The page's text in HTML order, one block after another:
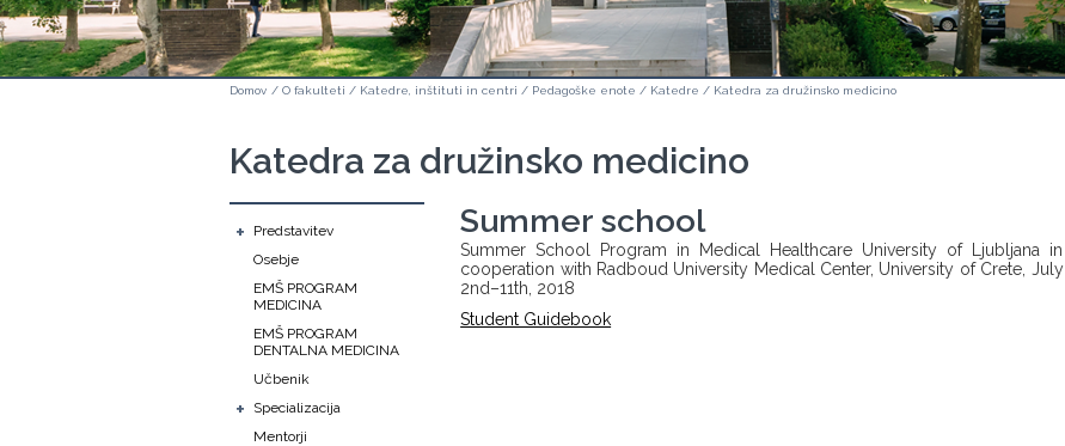
Domov / O fakulteti / Katedre, inštituti in centri / Pedagoške enote / Katedre / Katedra za družinsko medicino
Katedra za družinsko medicino
+
Predstavitev
Osebje
EMŠ PROGRAM
MEDICINA
EMŠ PROGRAM
DENTALNA MEDICINA
Učbenik
+
Specializacija
Mentorji
Summer school
Summer School Program in Medical Healthcare University of Ljubljana in
cooperation with Radboud University Medical Center, University of Crete, July
2nd–11th, 2018
Student Guidebook